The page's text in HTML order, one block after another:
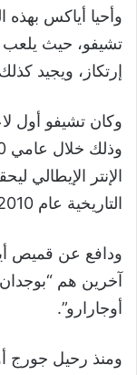
وأحيا أياكس
تشيفو، حيث
إرتكاز، ويجيد
وكان تشيفو أول
الإنتر الإيطالي
التاريخية عام 2010.
ودافع عن قميص
آخرين هم “بوجدان
أوجارارو”.